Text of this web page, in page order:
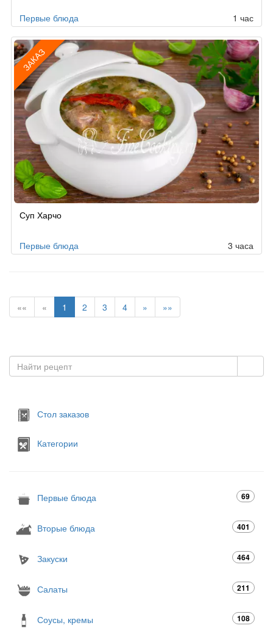
Первые блюда 1 час
ЗАКАЗ
по
Суп Харчо
Первые блюда 3 часа
«« « 1 2 3 4 » »»
Стол заказов
Категории
Первые блюда 69
Вторые блюда 401
Закуски 464
Салаты 211
Соусы, кремы 108